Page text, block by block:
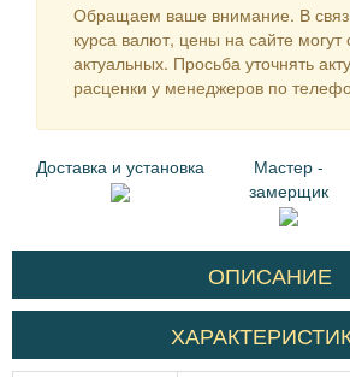
Обращаем ваше внимание. В
курса валют, цены на сайте могут
актуальных. Просьба уточнять
расценки у менеджеров по
Доставка и установка
Мастер -
замерщик
ОПИСАНИЕ